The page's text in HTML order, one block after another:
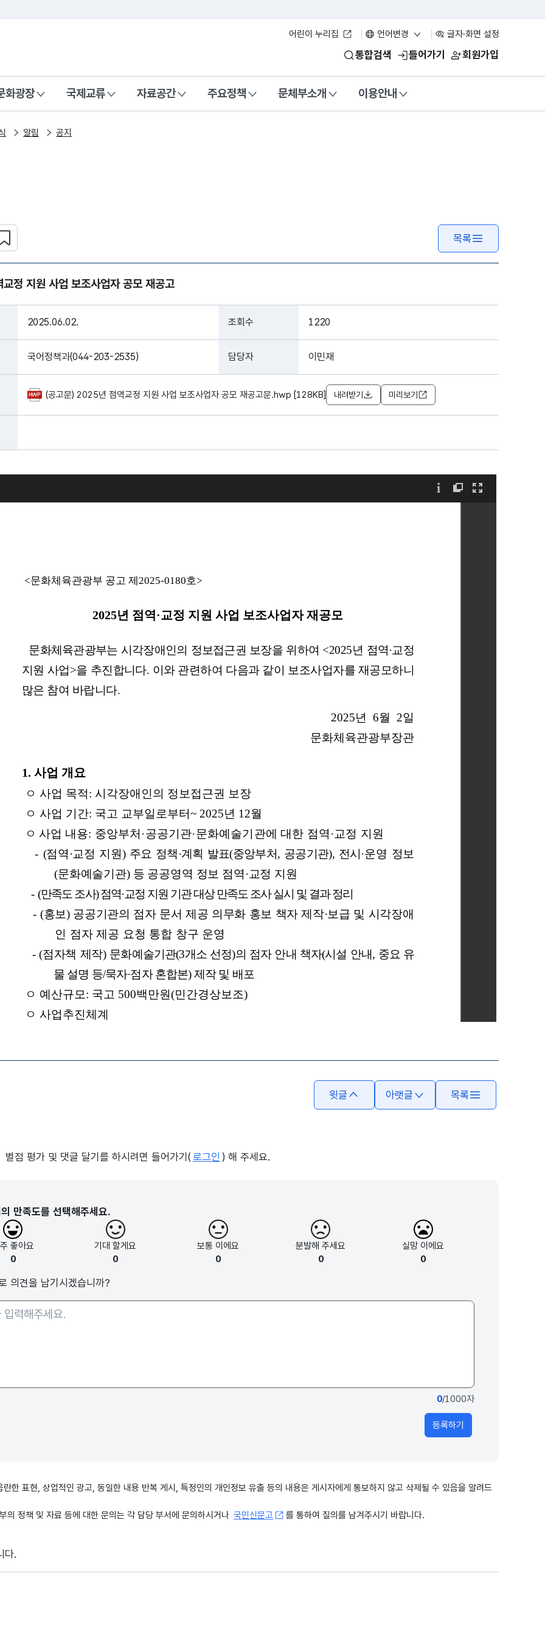
어린이 누리집 언어변경 글자·화면 설정
나라, 함께 행복한 대한민국 통합검색 들어가기 회원가입
화광장 국제교류 자료공간 주요정책 문체부소개 이용안내
알림 공지
심 콘텐츠 설정하기
목록
정 지원 사업 보조사업자 공모 재공고
2025.06.02. 조회수 1220
국어정책과(044-203-2535) 담당자 이민재
(공고문) 2025년 점역교정 지원 사업 보조사업자 공모 재공고문.hwp [128KB] 내려받기 미리보기
윗글 아랫글 목록
별점 평가 및 댓글 달기를 하시려면 들어가기( 로그인 ) 해 주세요.
만족도를 선택해주세요.
좋아요
0
기대할게요
0
보통 이에요
0
분발해주세요
0
실망 이에요
0
의견을 남기시겠습니까?
0/1000자
등록하기
란한 표현, 상업적인 광고, 동일한 내용 반복 게시, 특정인의 개인정보 유출 등의 내용은 게시자에게 통보하지 않고 삭제될 수 있음을 알려드
의 정책 및 자료 등에 대한 문의는 각 담당 부서에 문의하시거나 국민신문고 를 통하여 질의를 남겨주시기 바랍니다.
다.